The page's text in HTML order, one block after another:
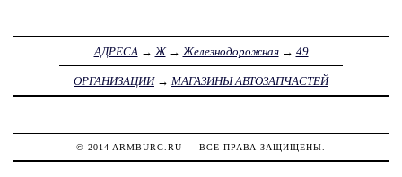
АДРЕСА → Ж→ Железнодорожная→ 49
ОРГАНИЗАЦИИ→ МАГАЗИНЫ АВТОЗАПЧАСТЕЙ
© 2014 ARMBURG.RU — ВСЕ ПРАВА ЗАЩИЩЕНЫ.